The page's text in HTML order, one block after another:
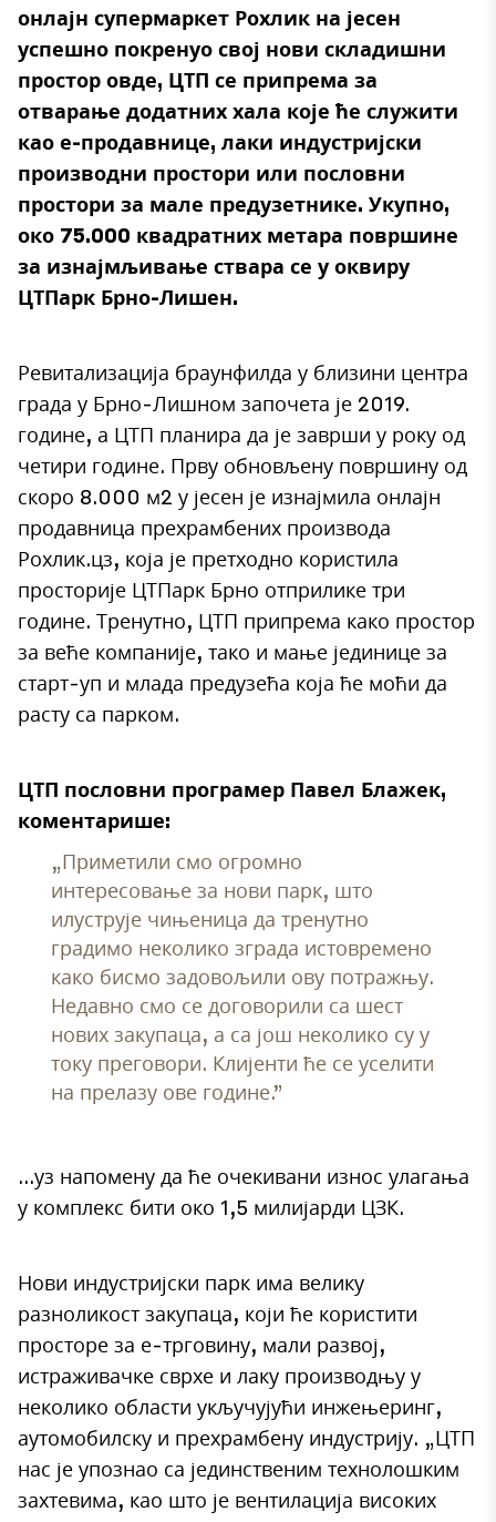
онлајн супермаркет Рохлик на јесен
успешно покренуо свој нови складишни
простор овде, ЦТП се припрема за
отварање додатних хала које ће служити
као е-продавнице, лаки индустријски
производни простори или пословни
простори за мале предузетнике. Укупно,
око 75.000 квадратних метара површине
за изнајмљивање ствара се у оквиру
ЦТПарк Брно-Лишен.
Ревитализација браунфилда у близини центра
града у Брно-Лишном започета је 2019.
године, а ЦТП планира да је заврши у року од
четири године. Прву обновљену површину од
скоро 8.000 м2 у јесен је изнајмила онлајн
продавница прехрамбених производа
Рохлик.цз, која је претходно користила
просторије ЦТПарк Брно отприлике три
године. Тренутно, ЦТП припрема како простор
за веће компаније, тако и мање јединице за
старт-уп и млада предузећа која ће моћи да
расту са парком.
ЦТП пословни програмер Павел Блажек,
коментарише:
„Приметили смо огромно
интересовање за нови парк, што
илуструје чињеница да тренутно
градимо неколико зграда истовремено
како бисмо задовољили ову потражњу.
Недавно смо се договорили са шест
нових закупаца, а са још неколико су у
току преговори. Клијенти ће се уселити
на прелазу ове године.”
…уз напомену да ће очекивани износ улагања
у комплекс бити око 1,5 милијарди ЦЗК.
Нови индустријски парк има велику
разноликост закупаца, који ће користити
просторе за е-трговину, мали развој,
истраживачке сврхе и лаку производњу у
неколико области укључујући инжењеринг,
аутомобилску и прехрамбену индустрију. „ЦТП
нас је упознао са јединственим технолошким
захтевима, као што је вентилација високих